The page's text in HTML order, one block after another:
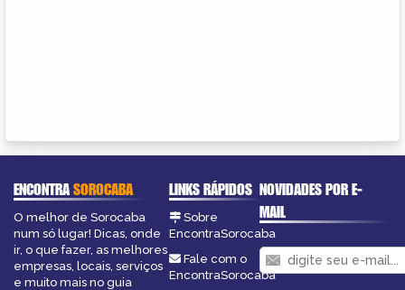
ENCONTRASOROCABA
O melhor de Sorocaba
num só lugar! Dicas, onde
ir, o que fazer, as melhores
empresas, locais, serviços
e muito mais no guia
LINKS RÁPIDOS
Sobre
EncontraSorocaba
Fale com o
EncontraSorocaba
NOVIDADES POR E-
MAIL